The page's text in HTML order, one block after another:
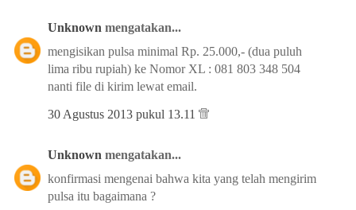
Unknown mengatakan...
mengisikan pulsa minimal Rp. 25.000,- (dua puluh
lima ribu rupiah) ke Nomor XL : 081 803 348 504
nanti file di kirim lewat email.
30 Agustus 2013 pukul 13.11
Unknown mengatakan...
konfirmasi mengenai bahwa kita yang telah mengirim
pulsa itu bagaimana ?